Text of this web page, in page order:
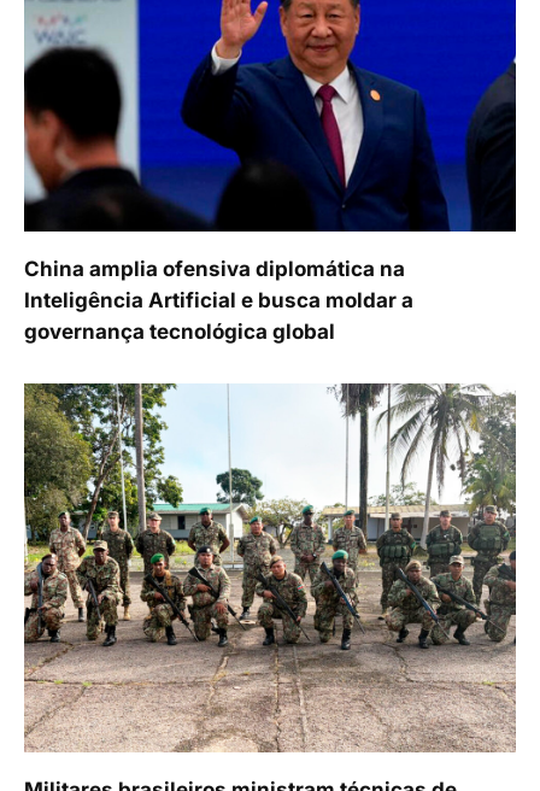
China amplia ofensiva diplomática na
Inteligência Artificial e busca moldar a
governança tecnológica global